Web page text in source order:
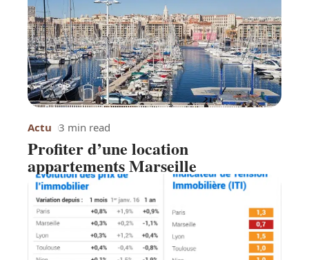
Actu 3 min read
Profiter d’une location
appartements Marseille